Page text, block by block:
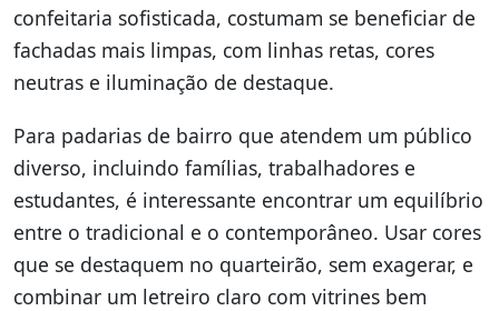
confeitaria sofisticada, costumam se beneficiar de
fachadas mais limpas, com linhas retas, cores
neutras e iluminação de destaque.
Para padarias de bairro que atendem um público
diverso, incluindo famílias, trabalhadores e
estudantes, é interessante encontrar um equilíbrio
entre o tradicional e o contemporâneo. Usar cores
que se destaquem no quarteirão, sem exagerar, e
combinar um letreiro claro com vitrines bem